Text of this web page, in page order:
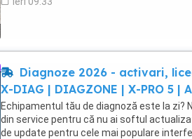
Diagnoze 2026 - activari,
X-DIAG | DIAGZONE | X-PRO 5 |
Echipamentul tău de diagnoză este la zi?
din service pentru că nu ai softul
de update pentru cele mai populare